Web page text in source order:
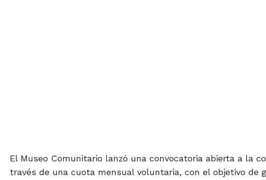
El Museo Comunitario lanzó una convocatoria abierta a la
través de una cuota mensual voluntaria, con el objetivo de